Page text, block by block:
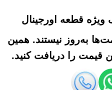
قطعه اورجینال
به‌روز نیستند. همین
قیمت را دریافت کنید.